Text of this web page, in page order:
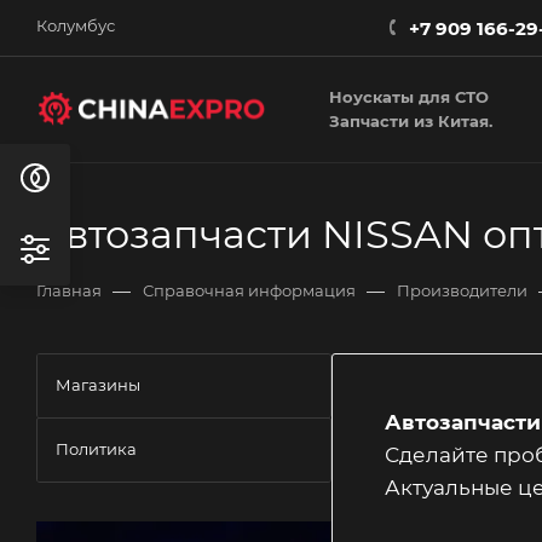
Колумбус +7 909 166-
Ноускаты для СТО
Запчасти из Китая.
Автозапчасти NISSAN
Главная — Справочная информация — Производители
Сделайте
Актуальные
Магазины
Политика